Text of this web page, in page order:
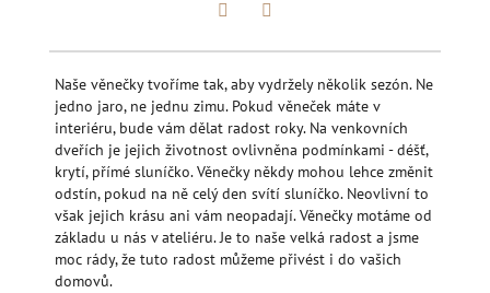
Naše věnečky tvoříme tak, aby vydržely několik sezón. Ne
jedno jaro, ne jednu zimu. Pokud věneček máte v
interiéru, bude vám dělat radost roky. Na venkovních
dveřích je jejich životnost ovlivněna podmínkami - déšť,
krytí, přímé sluníčko. Věnečky někdy mohou lehce změnit
odstín, pokud na ně celý den svítí sluníčko. Neovlivní to
však jejich krásu ani vám neopadají. Věnečky motáme od
základu u nás v ateliéru. Je to naše velká radost a jsme
moc rády, že tuto radost můžeme přivést i do vašich
domovů.